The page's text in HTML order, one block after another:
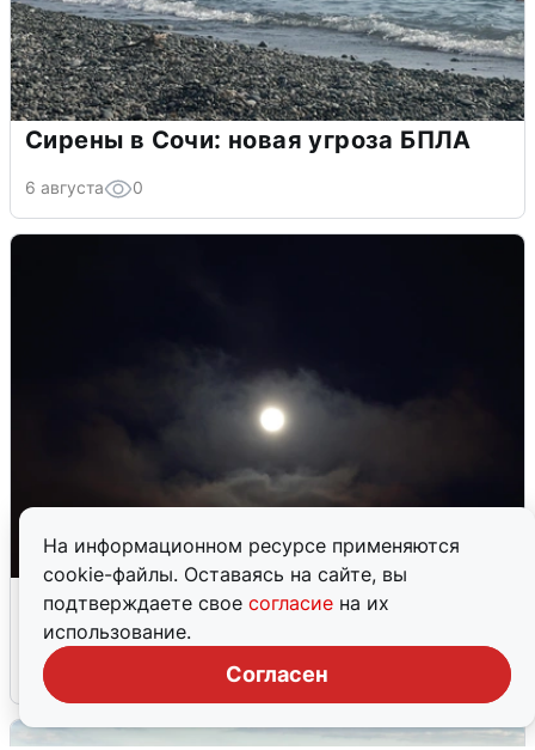
На информационном ресурсе применяются
cookie-файлы. Оставаясь на сайте, вы
подтверждаете свое согласие на их
использование.
Согласен
Сирены в Сочи: новая угроза БПЛА
6 августа 0
Взрывы в Воронеже после сигнала
тревоги
5 августа